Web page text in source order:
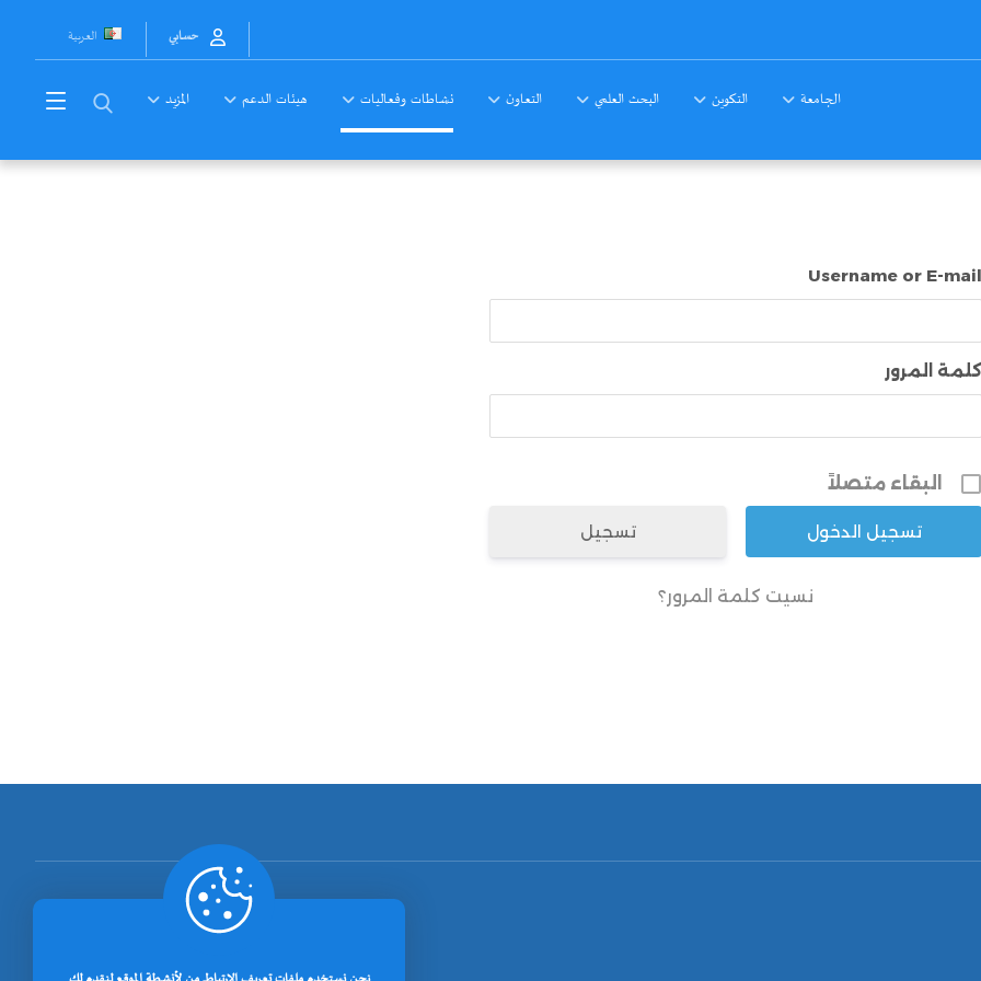
العربية حسابي
الجامعة التكوين البحث العلمي التعاون نشاطات وفعاليات هيئات الدعم المزيد
Username or E-
المرور
البقاء متصلاً
تسجيل
نسيت كلمة المرور؟